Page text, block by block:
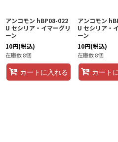
アンコモン hBP08-022
U セシリア・イマーグリ
ーン
10円(税込)
在庫数 8個
カートに入れる
アンコモン
U セシリア・
ーン
10円(税込)
在庫数 8個
カート